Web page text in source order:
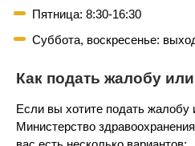
Пятница: 8:30-16:30
Суббота, воскресенье:
Как подать жалобу
Если вы хотите подать жалобу
Министерство